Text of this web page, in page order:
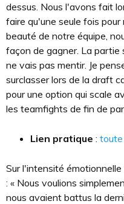
dessus. Nous l'avons fait
faire qu'une seule fois
beauté de notre équipe,
façon de gagner. La partie
ne vais pas mentir. Je
surclasser lors de la draft
pour une option qui scale
les teamfights de fin de
Lien pratique : toute
Sur l'intensité
: « Nous voulions
nous avaient battus la